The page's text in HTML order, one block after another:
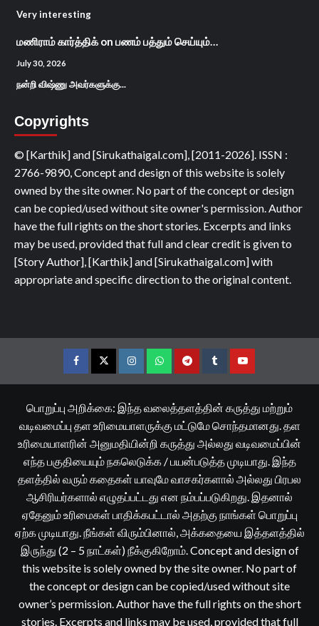
Very interesting
மணிராம் கார்த்திக்on பணம் பத்தும் செய்யும்…
July 30, 2026
நன்றி விஷ்ணு அவர்களுக்கு...
Copyrights
© [Karthik] and [Sirukathaigal.com], [2011-2026]. ISSN :
2766-9890, Concept and design of this website is solely
owned by the site owner. No part of the concept or design
can be copied/used without site owner's permission. Author
have the full rights on the short stories. Excerpts and links
may be used, provided that full and clear credit is given to
[Story Author], [Karthik] and [Sirukathaigal.com] with
appropriate and specific direction to the original content.
FacebookTwitterInstagramWhatsappTelegramTumblrYouTube
பொறுப்பு அறிக்கை: இந்த வலைத்தளத்தின் கருத்து மற்றும்
வடிவமைப்பு தள உரிமையாளருக்கு மட்டுமே சொந்தமானது. தள
உரிமையாளரின் அனுமதியின்றி கருத்து அல்லது வடிவமைப்பின்
எந்த பகுதியையும் நகலெடுக்க / பயன்படுத்த முடியாது. இந்த
தளத்தில் வரும் கதைகள் யாவுமே வாசகர்களால் அல்லது பிரபல
ஆசிரியர்களால் எழுதப்பட்டது என நம்பப்படுகிறது. இதனால்
ஏதேனும் உரிமைகள் பாதிக்கபட்டால் அதற்கு நாங்கள் பொறுப்பு
ஏற்க முடியாது. நீங்கள் விரும்பினால், அக்கதையை இத்தளத்தில்
இருந்து (2 – 5 நாட்கள்) நீக்குகிறோம். Concept and design of
this website is solely owned by the site owner. No part of
the concept or design can be copied/used without site
owner’s permission. Author have the full rights on the short
stories. Excerpts and links may be used, provided that full